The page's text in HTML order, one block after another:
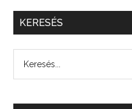
KERESÉS